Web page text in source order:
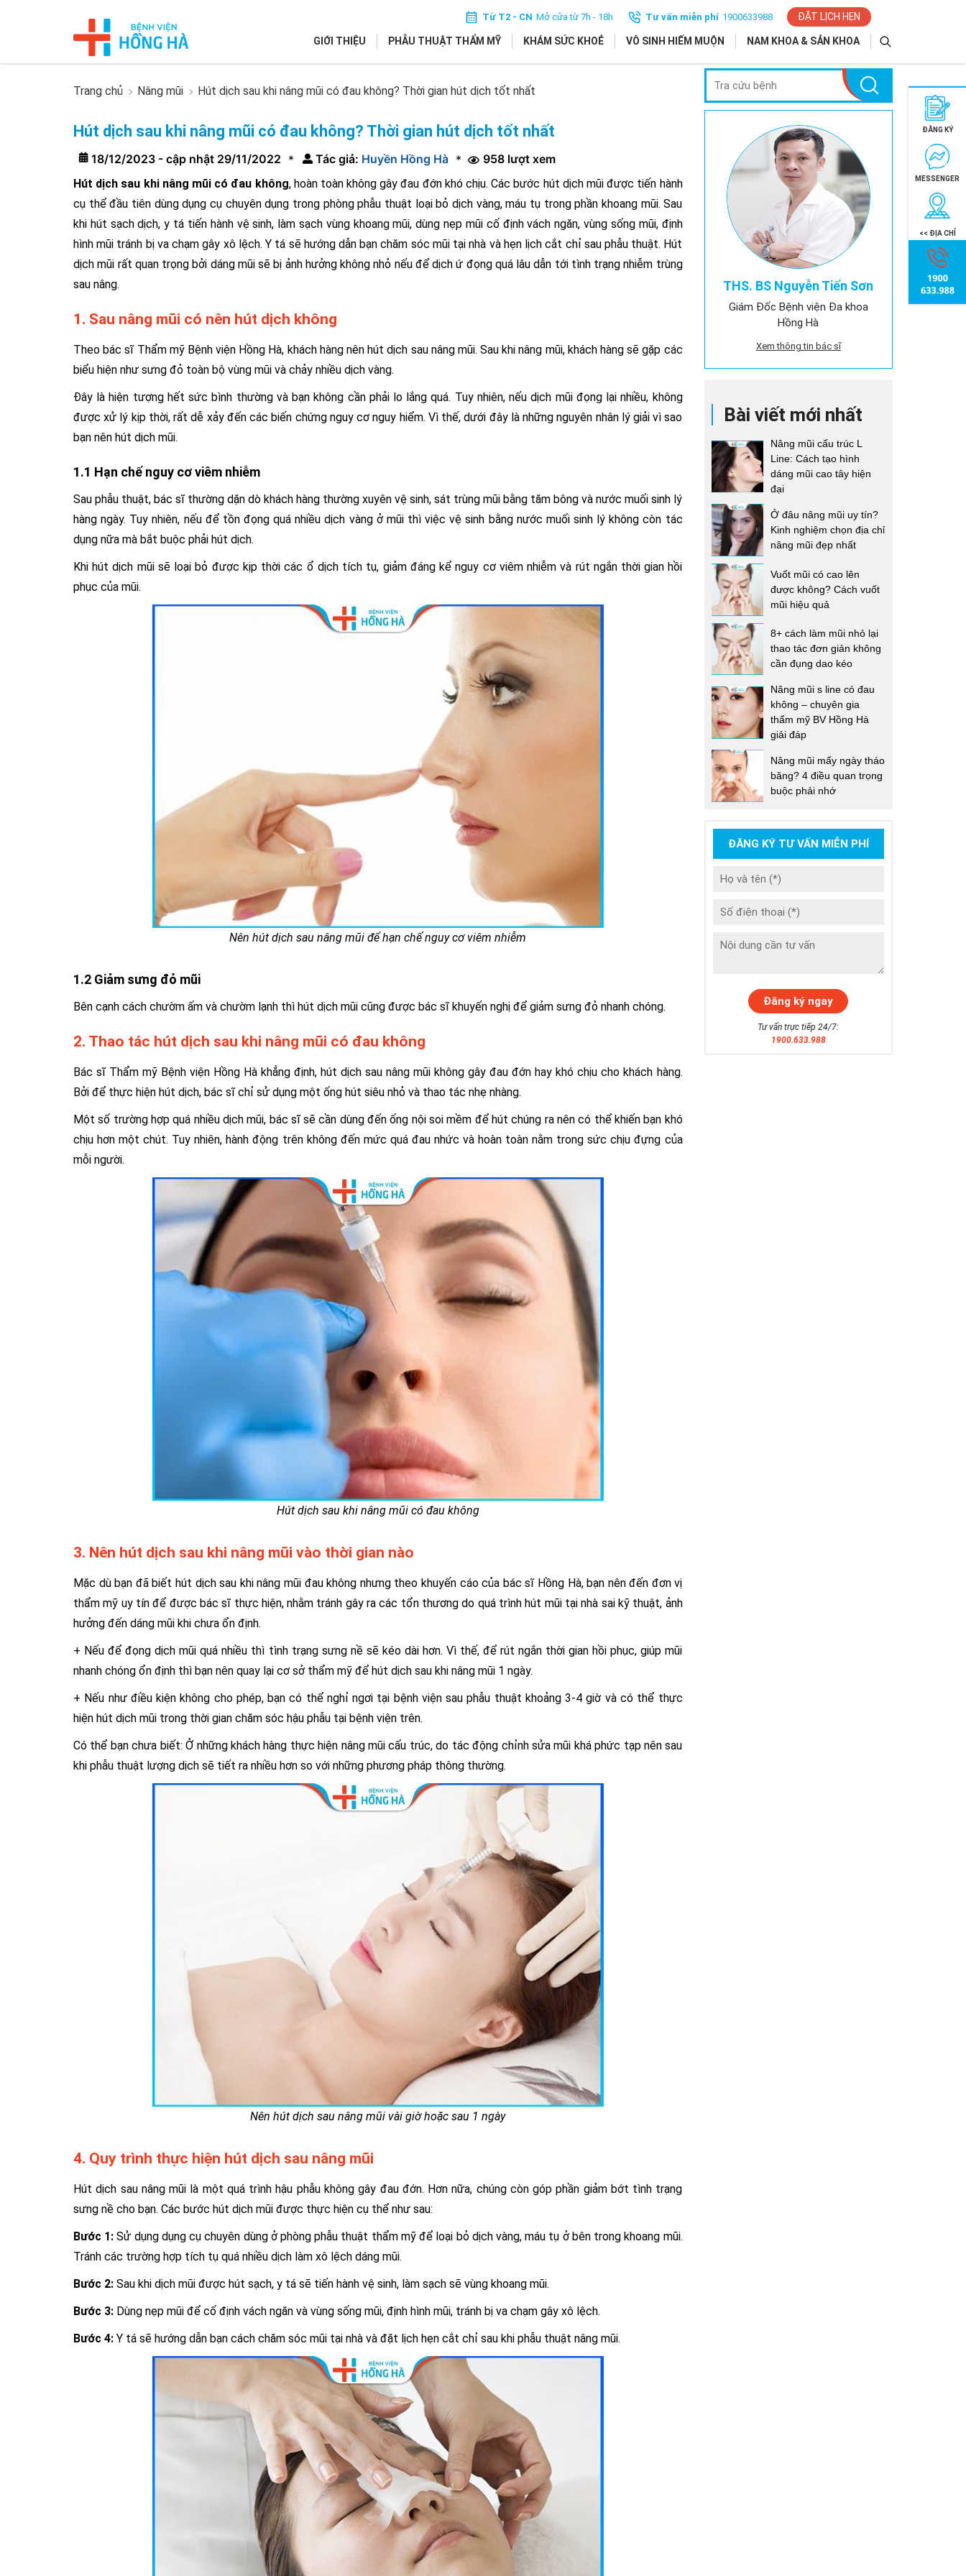
Từ T2 - CN Mở cửa từ 7h - 18h Tư vấn miễn phí 1900633988 ĐẶT LỊCH HẸN
GIỚI THIỆU PHẪU THUẬT THẨM MỸ KHÁM SỨC KHOẺ VÔ SINH HIẾM MUỘN NAM KHOA & SẢN KHOA
Trang chủ Nâng mũi Hút dịch sau khi nâng mũi có đau không? Thời gian hút dịch tốt nhất
Hút dịch sau khi nâng mũi có đau không? Thời gian hút dịch tốt nhất
18/12/2023 - cập nhật 29/11/2022 * Tác giả: Huyền Hồng Hà * 958 lượt xem
Hút dịch sau khi nâng mũi có đau không, hoàn toàn không gây đau đớn khó chịu. Các bước hút dịch mũi được tiến hành
cụ thể đầu tiên dùng dụng cụ chuyên dụng trong phòng phẫu thuật loại bỏ dịch vàng, máu tụ trong phần khoang mũi. Sau
khi hút sạch dịch, y tá tiến hành vệ sinh, làm sạch vùng khoang mũi, dùng nẹp mũi cố định vách ngăn, vùng sống mũi, định
hình mũi tránh bị va chạm gây xô lệch. Y tá sẽ hướng dẫn bạn chăm sóc mũi tại nhà và hẹn lịch cắt chỉ sau phẫu thuật. Hút
dịch mũi rất quan trọng bởi dáng mũi sẽ bị ảnh hưởng không nhỏ nếu để dịch ứ đọng quá lâu dẫn tới tình trạng nhiễm trùng
sau nâng.
1. Sau nâng mũi có nên hút dịch không
Theo bác sĩ Thẩm mỹ Bệnh viện Hồng Hà, khách hàng nên hút dịch sau nâng mũi. Sau khi nâng mũi, khách hàng sẽ gặp các
biểu hiện như sưng đỏ toàn bộ vùng mũi và chảy nhiều dịch vàng.
Đây là hiện tượng hết sức bình thường và bạn không cần phải lo lắng quá. Tuy nhiên, nếu dịch mũi đọng lại nhiều, không
được xử lý kịp thời, rất dễ xảy đến các biến chứng nguy cơ nguy hiểm. Vì thế, dưới đây là những nguyên nhân lý giải vì sao
bạn nên hút dịch mũi.
1.1 Hạn chế nguy cơ viêm nhiễm
Sau phẫu thuật, bác sĩ thường dặn dò khách hàng thường xuyên vệ sinh, sát trùng mũi bằng tăm bông và nước muối sinh lý
hàng ngày. Tuy nhiên, nếu để tồn đọng quá nhiều dịch vàng ở mũi thì việc vệ sinh bằng nước muối sinh lý không còn tác
dụng nữa mà bắt buộc phải hút dịch.
Khi hút dịch mũi sẽ loại bỏ được kịp thời các ổ dịch tích tụ, giảm đáng kể nguy cơ viêm nhiễm và rút ngắn thời gian hồi
phục của mũi.
Nên hút dịch sau nâng mũi để hạn chế nguy cơ viêm nhiễm
1.2 Giảm sưng đỏ mũi
Bên cạnh cách chườm ấm và chườm lạnh thì hút dịch mũi cũng được bác sĩ khuyến nghị để giảm sưng đỏ nhanh chóng.
2. Thao tác hút dịch sau khi nâng mũi có đau không
Bác sĩ Thẩm mỹ Bệnh viện Hồng Hà khẳng định, hút dịch sau nâng mũi không gây đau đớn hay khó chịu cho khách hàng.
Bởi để thực hiện hút dịch, bác sĩ chỉ sử dụng một ống hút siêu nhỏ và thao tác nhẹ nhàng.
Một số trường hợp quá nhiều dịch mũi, bác sĩ sẽ cần dùng đến ống nội soi mềm để hút chúng ra nên có thể khiến bạn khó
chịu hơn một chút. Tuy nhiên, hành động trên không đến mức quá đau nhức và hoàn toàn nằm trong sức chịu đựng của
mỗi người.
Hút dịch sau khi nâng mũi có đau không
3. Nên hút dịch sau khi nâng mũi vào thời gian nào
Mặc dù bạn đã biết hút dịch sau khi nâng mũi đau không nhưng theo khuyến cáo của bác sĩ Hồng Hà, bạn nên đến đơn vị
thẩm mỹ uy tín để được bác sĩ thực hiện, nhằm tránh gây ra các tổn thương do quá trình hút mũi tại nhà sai kỹ thuật, ảnh
hưởng đến dáng mũi khi chưa ổn định.
+ Nếu để đọng dịch mũi quá nhiều thì tình trạng sưng nề sẽ kéo dài hơn. Vì thế, để rút ngắn thời gian hồi phục, giúp mũi
nhanh chóng ổn định thì bạn nên quay lại cơ sở thẩm mỹ để hút dịch sau khi nâng mũi 1 ngày.
+ Nếu như điều kiện không cho phép, bạn có thể nghỉ ngơi tại bệnh viện sau phẫu thuật khoảng 3-4 giờ và có thể thực
hiện hút dịch mũi trong thời gian chăm sóc hậu phẫu tại bệnh viện trên.
Có thể bạn chưa biết: Ở những khách hàng thực hiện nâng mũi cấu trúc, do tác động chỉnh sửa mũi khá phức tạp nên sau
khi phẫu thuật lượng dịch sẽ tiết ra nhiều hơn so với những phương pháp thông thường.
Nên hút dịch sau nâng mũi vài giờ hoặc sau 1 ngày
4. Quy trình thực hiện hút dịch sau nâng mũi
Hút dịch sau nâng mũi là một quá trình hậu phẫu không gây đau đớn. Hơn nữa, chúng còn góp phần giảm bớt tình trạng
sưng nề cho bạn. Các bước hút dịch mũi được thực hiện cụ thể như sau:
Bước 1: Sử dụng dụng cụ chuyên dùng ở phòng phẫu thuật thẩm mỹ để loại bỏ dịch vàng, máu tụ ở bên trong khoang mũi.
Tránh các trường hợp tích tụ quá nhiều dịch làm xô lệch dáng mũi.
Bước 2: Sau khi dịch mũi được hút sạch, y tá sẽ tiến hành vệ sinh, làm sạch sẽ vùng khoang mũi.
Bước 3: Dùng nẹp mũi để cố định vách ngăn và vùng sống mũi, định hình mũi, tránh bị va chạm gây xô lệch.
Bước 4: Y tá sẽ hướng dẫn bạn cách chăm sóc mũi tại nhà và đặt lịch hẹn cắt chỉ sau khi phẫu thuật nâng mũi.
THS. BS Nguyễn Tiến Sơn
Giám Đốc Bệnh viện Đa khoa
Hồng Hà
Xem thông tin bác sĩ
Bài viết mới nhất
Nâng mũi cấu trúc L
Line: Cách tạo hình
dáng mũi cao tây hiện
đại
Ở đâu nâng mũi uy tín?
Kinh nghiệm chọn địa chỉ
nâng mũi đẹp nhất
Vuốt mũi có cao lên
được không? Cách vuốt
mũi hiệu quả
8+ cách làm mũi nhỏ lại
thao tác đơn giản không
cần đụng dao kéo
Nâng mũi s line có đau
không – chuyên gia
thẩm mỹ BV Hồng Hà
giải đáp
Nâng mũi mấy ngày tháo
băng? 4 điều quan trọng
buộc phải nhớ
ĐĂNG KÝ TƯ VẤN MIỄN PHÍ
Tư vấn trực tiếp 24/7:
1900.633.988
ĐĂNG KÝ
MESSENGER
<< ĐỊA CHỈ